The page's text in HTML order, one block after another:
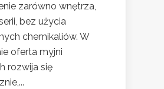
zarówno wnętrza,
bez użycia
chemikaliów. W
oferta myjni
rozwija się